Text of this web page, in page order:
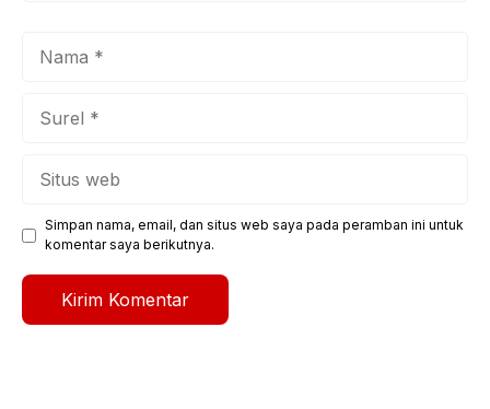
Simpan nama, email, dan situs web saya pada peramban ini untuk
komentar saya berikutnya.